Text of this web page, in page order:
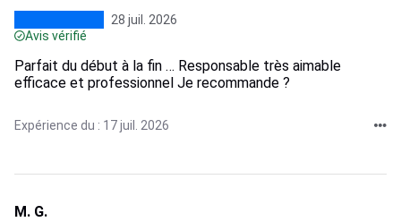
28 juil. 2026
Avis vérifié
Parfait du début à la fin … Responsable très aimable
efficace et professionnel Je recommande ?
Expérience du : 17 juil. 2026
M. G.